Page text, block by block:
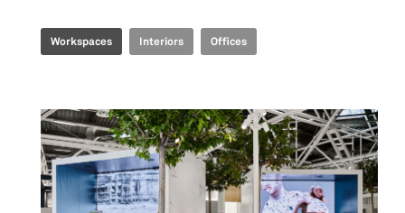
Workspaces Interiors Offices